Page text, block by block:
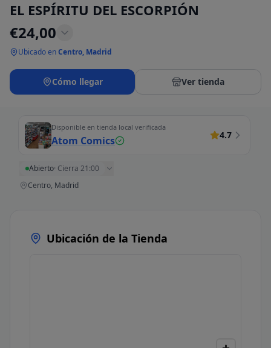
EL ESPÍRITU DEL ESCORPIÓN
€24,00
Ubicado enCentro, Madrid
Cómo llegar Ver tienda
Disponible en tienda local verificada
Atom Comics 4.7
Abierto· Cierra 21:00
Centro, Madrid
Ubicación de la Tienda